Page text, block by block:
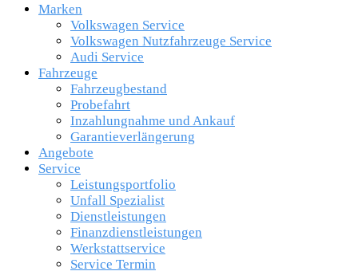
Marken
Volkswagen Service
Volkswagen Nutzfahrzeuge Service
Audi Service
Fahrzeuge
Fahrzeugbestand
Probefahrt
Inzahlungnahme und Ankauf
Garantieverlängerung
Angebote
Service
Leistungsportfolio
Unfall Spezialist
Dienstleistungen
Finanzdienstleistungen
Werkstattservice
Service Termin